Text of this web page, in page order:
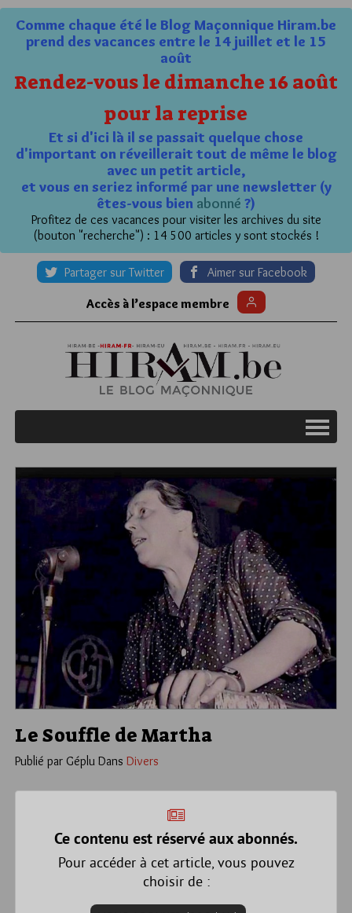
Comme chaque été le Blog Maçonnique Hiram.be
prend des vacances entre le 14 juillet et le 15
août
Rendez-vous le dimanche 16 août
pour la reprise
Et si d'ici là il se passait quelque chose
d'important on réveillerait tout de même le blog
avec un petit article,
et vous en seriez informé par une newsletter (y
êtes-vous bien abonné ?)
Profitez de ces vacances pour visiter les archives du site
(bouton "recherche") : 14 500 articles y sont stockés !
Partager sur Twitter Aimer sur Facebook
Accès à l’espace membre
Le Souffle de Martha
Publié par Géplu Dans Divers
Ce contenu est réservé aux abonnés.
Pour accéder à cet article, vous pouvez
choisir de :